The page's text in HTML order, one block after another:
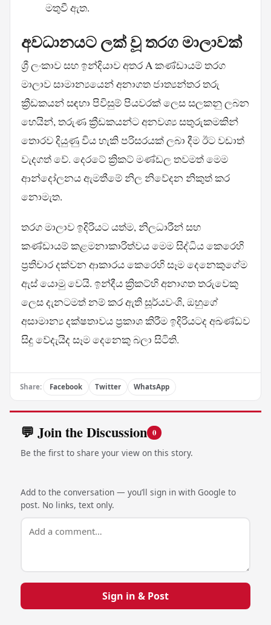
මතුවී ඇත.
අවධානයට ලක් වූ තරග මාලාවක්
ශ්‍රී ලංකාව සහ ඉන්දියාව අතර A කණ්ඩායම් තරග
මාලාව සාමාන්‍යයෙන් අනාගත ජාත්‍යන්තර තරු
ක්‍රීඩකයන් සඳහා පිවිසුම් පියවරක් ලෙස සලකනු ලබන
හෙයින්, තරුණ ක්‍රීඩකයන්ට අනවශ්‍ය සතුරුකමකින්
තොරව දියුණු විය හැකි පරිසරයක් ලබා දීම ඊට වඩාත්
වැදගත් වේ. දෙරටේ ක්‍රිකට් මණ්ඩල තවමත් මෙම
ආන්දෝලනය ඇමතීමේ නිල නිවේදන නිකුත් කර
නොමැත.
තරග මාලාව ඉදිරියට යත්ම, නිලධාරීන් සහ
කණ්ඩායම් කළමනාකාරිත්වය මෙම සිද්ධිය කෙරෙහි
ප්‍රතිචාර දක්වන ආකාරය කෙරෙහි සෑම දෙනෙකුගේම
ඇස් යොමු වෙයි. ඉන්දීය ක්‍රිකට්හි අනාගත තරුවෙකු
ලෙස දැනටමත් නම් කර ඇති සූර්යවංශි, ඔහුගේ
අසාමාන්‍ය දක්ෂතාවය ප්‍රකාශ කිරීම ඉදිරියටද අඛණ්ඩව
සිදු වේදැයිද සෑම දෙනෙකු බලා සිටිති.
Share: Facebook Twitter WhatsApp
💬 Join the Discussion 0
Be the first to share your view on this story.
Add to the conversation — you’ll sign in with Google to
post. No links, text only.
Sign in & Post